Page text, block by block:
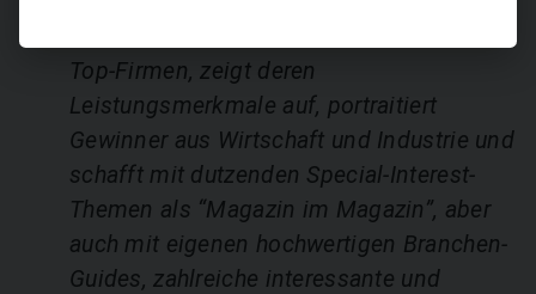
Top-Firmen, zeigt deren
Leistungsmerkmale auf, portraitiert
Gewinner aus Wirtschaft und Industrie und
schafft mit dutzenden Special-Interest-
Themen als “Magazin im Magazin”, aber
auch mit eigenen hochwertigen Branchen-
Guides, zahlreiche interessante und